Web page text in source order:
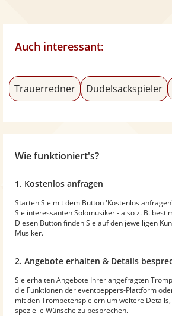
Auch interessant:
Trauerredner Dudelsackspieler
Wie funktioniert's?
1. Kostenlos anfragen
Starten Sie mit dem Button 'Kostenlos
Sie interessanten Solomusiker - also z. B.
Diesen Button finden Sie auf den jeweiligen
Musiker.
2. Angebote erhalten & Details
Sie erhalten Angebote Ihrer angefragten
die Funktionen der eventpeppers-Plattform
mit den Trompetenspielern um weitere Details,
spezielle Wünsche zu besprechen.